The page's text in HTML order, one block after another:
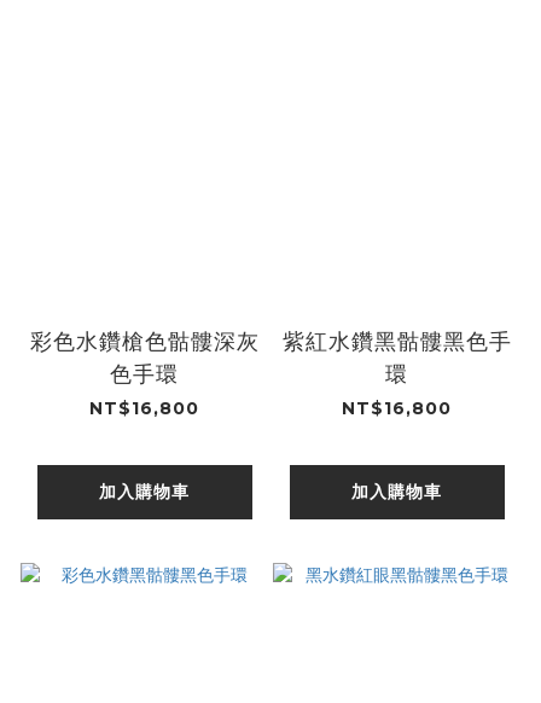
彩色水鑽槍色骷髏深灰
色手環
NT$16,800
加入購物車
紫紅水鑽黑骷髏黑色手
環
NT$16,800
加入購物車